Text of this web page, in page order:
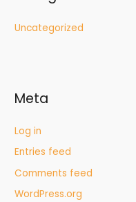
Uncategorized
Meta
Log in
Entries feed
Comments feed
WordPress.org